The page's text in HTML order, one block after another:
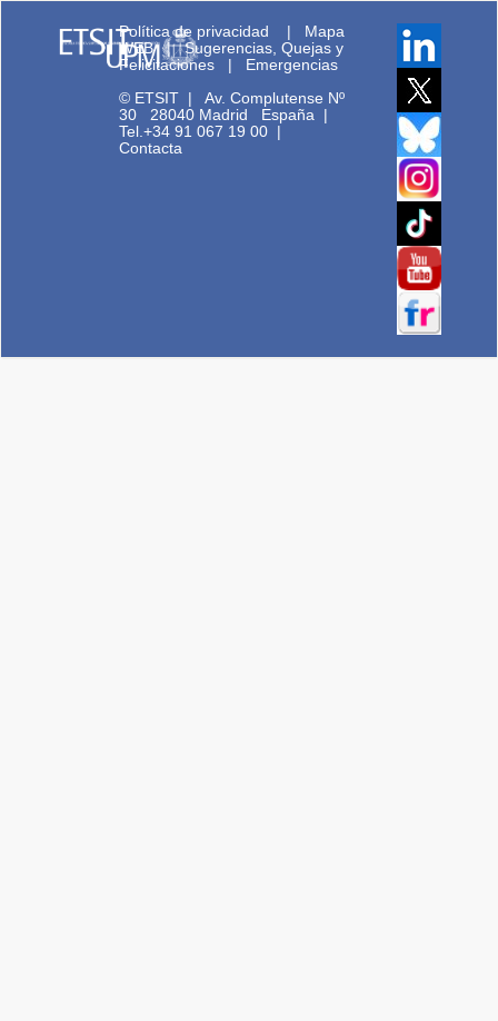
Política de privacidad | Mapa
WEB|Sugerencias, Quejas y
Felicitaciones | Emergencias
© ETSIT |Av. Complutense Nº
30 28040 Madrid España |
Tel.+34 91 067 19 00 |
Contacta